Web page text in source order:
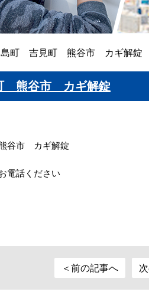
島町 吉見町 熊谷市 カギ解錠
熊谷市 カギ解錠
谷市 カギ解錠
電話ください
＜前の記事へ